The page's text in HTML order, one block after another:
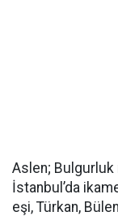
Aslen; Bulgurluk
İstanbul’da
eşi, Türkan,